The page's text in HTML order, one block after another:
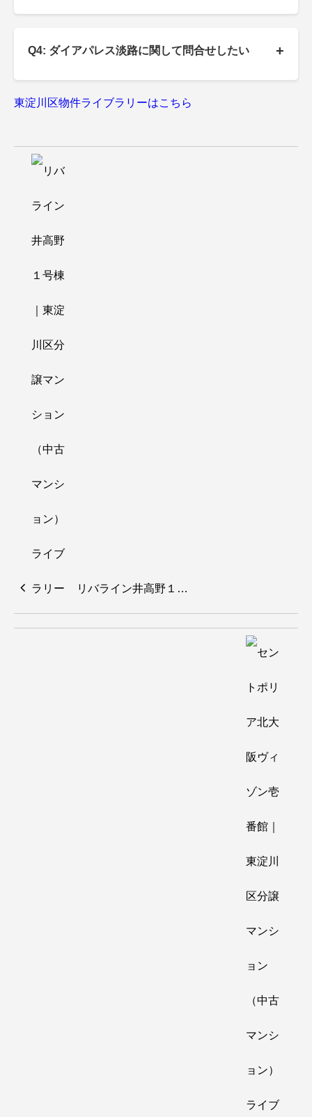
Q4: ダイアパレス淡路に関して問合せしたい +
東淀川区物件ライブラリーはこちら
リバライン井高野１…